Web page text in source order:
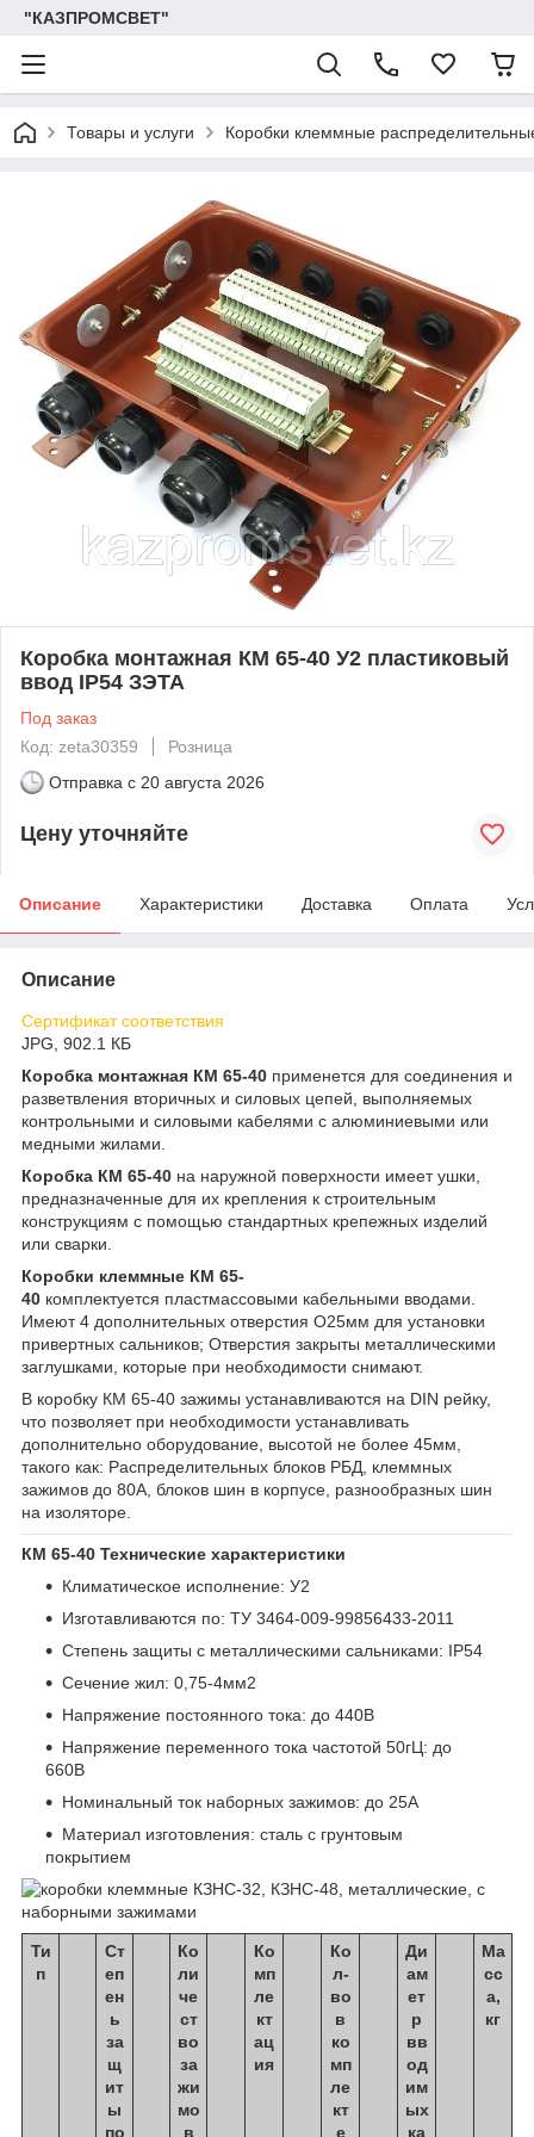
"КАЗПРОМСВЕТ"
Товары и услуги Коробки клеммные
Коробка монтажная КМ 65-40 У2 пластиковый
ввод IP54 ЗЭТА
Под заказ
Код: zeta30359
Розница
Отправка с 20 августа 2026
Цену уточняйте
Описание Характеристики Доставка Оплата
Описание
Сертификат соответствия
JPG, 902.1 КБ
Коробка монтажная КМ 65-40 применется для соединения и
разветвления вторичных и силовых цепей, выполняемых
контрольными и силовыми кабелями с алюминиевыми или
медными жилами.
Коробка КМ 65-40 на наружной поверхности имеет ушки,
предназначенные для их крепления к строительным
конструкциям с помощью стандартных крепежных изделий
или сварки.
Коробки клеммные КМ 65-
40 комплектуется пластмассовыми кабельными вводами.
Имеют 4 дополнительных отверстия O25мм для установки
привертных сальников; Отверстия закрыты металлическими
заглушками, которые при необходимости снимают.
В коробку КМ 65-40 зажимы устанавливаются на DIN рейку,
что позволяет при необходимости устанавливать
дополнительно оборудование, высотой не более 45мм,
такого как: Распределительных блоков РБД, клеммных
зажимов до 80А, блоков шин в корпусе, разнообразных шин
на изоляторе.
КМ 65-40 Технические характеристики
Климатическое исполнение: У2
Изготавливаются по: ТУ 3464-009-99856433-2011
Степень защиты c металлическими сальниками: IP54
Сечение жил: 0,75-4мм2
Напряжение постоянного тока: до 440В
Напряжение переменного тока частотой 50гЦ: до
660В
Номинальный ток наборных зажимов: до 25A
Материал изготовления: сталь с грунтовым
покрытием
Ти
п
Ст
еп
ен
ь
за
щ
ит
ы
по
Ко
ли
че
ст
во
за
жи
мо
в
Ко
мп
ле
кт
ац
ия
Ко
л-
во
в
ко
мп
ле
кт
е
Ди
ам
ет
р
вв
од
им
ых
ка
Ма
сс
а,
кг